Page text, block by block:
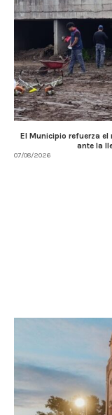
El Municipio refuerza
ante la
07/08/2026